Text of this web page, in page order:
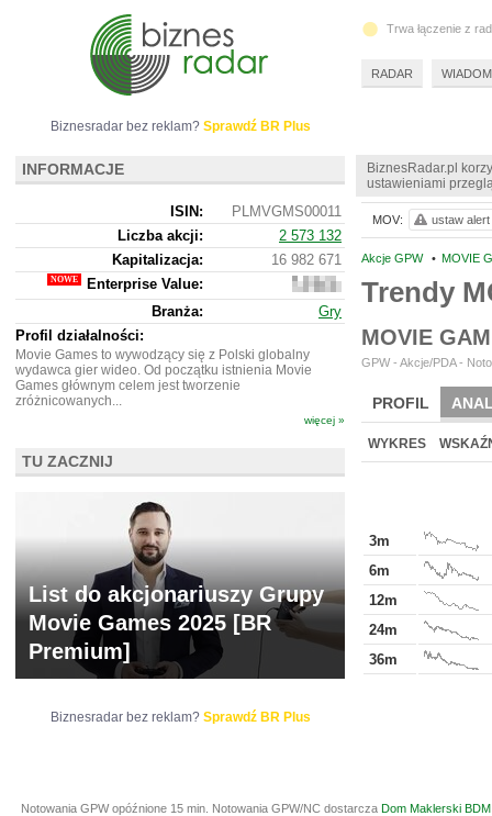
BiznesRadar.pl
ustawieniami
Akcje GPW • MOVIE
Trendy
MOVIE
GPW - Akcje/PDA -
PROFIL
BR LAB
WYKRES
3m
6m
12m
24m
36m
MOV: ustaw alert
Biznesradar bez reklam? Sprawdź BR Plus
INFORMACJE
ISIN:
PLMVGMS00011
Liczba akcji:
2 573 132
Kapitalizacja:
16 982 671
Enterprise Value:
16
222
671
Branża:
Gry
Profil działalności:
Movie Games to wywodzący się z Polski globalny
wydawca gier wideo. Od początku istnienia Movie
Games głównym celem jest tworzenie
zróżnicowanych...
więcej »
TU ZACZNIJ
List do akcjonariuszy Grupy
Movie Games 2025 [BR
Premium]
Biznesradar bez reklam? Sprawdź BR Plus
Trwa łączenie z
RADAR
Notowania GPW opóźnione 15 min. Notowania GPW/NC dostarcza Dom Maklerski